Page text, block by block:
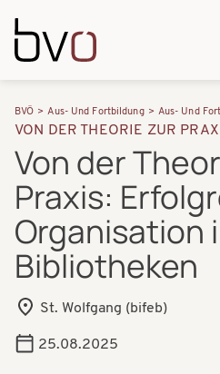
i
a
u
p
t
n
P
f
a
d
n
a
v
i
g
BVÖ Aus- Und Fortbildung Aus- Und
VON DER THEORIE ZUR
Von der
Praxis:
Organisation
Bibliotheken
St. Wolfgang (bifeb)
25.08.2025